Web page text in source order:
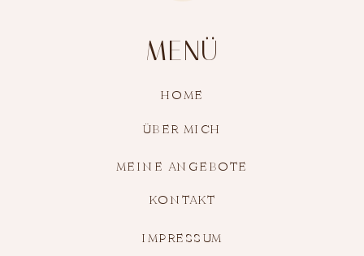
ÜBER MICH
MEINE ANGEBOTE
IMPRESSUM
HOME
MENÜ
KONTAKT